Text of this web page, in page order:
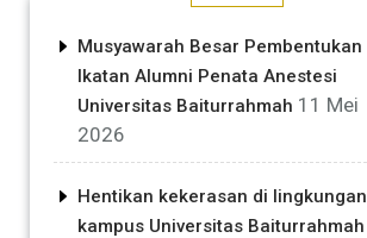
Musyawarah Besar Pembentukan
Ikatan Alumni Penata Anestesi
Universitas Baiturrahmah 11 Mei
2026
Hentikan kekerasan di lingkungan
kampus Universitas Baiturrahmah